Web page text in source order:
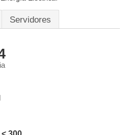
Servidores